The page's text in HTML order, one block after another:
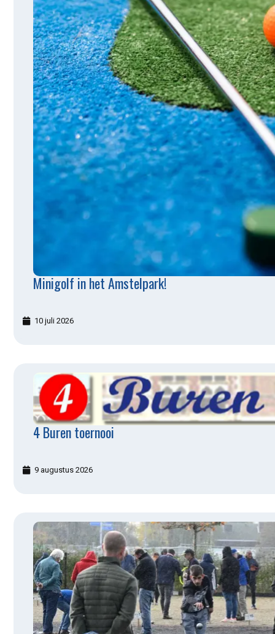
Minigolf in het Amstelpark!
10 juli 2026
4 Buren toernooi
9 augustus 2026